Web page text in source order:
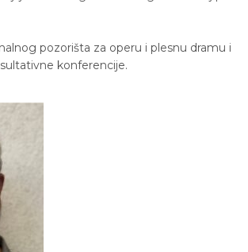
pozorišta za operu i plesnu dramu i
konferencije.